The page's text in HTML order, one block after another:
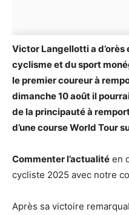
Victor Langellotti a d’orès
cyclisme et du sport
le premier coureur à
dimanche 10 août il
de la principauté à
d’une course World Tour
Commenter l’actualité en
cycliste 2025 avec notre
Après sa victoire